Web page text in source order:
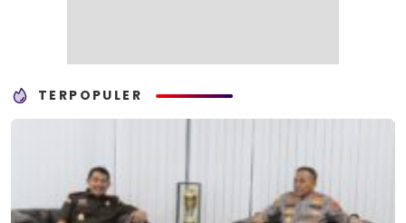
TERPOPULER